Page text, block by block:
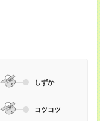
しずか
コツコツ